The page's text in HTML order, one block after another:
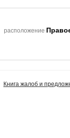
расположение
Книга жалоб и